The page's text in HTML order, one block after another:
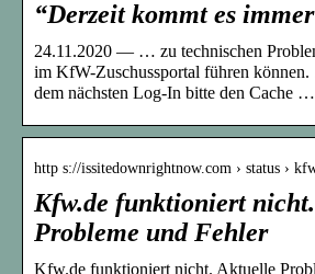
“Derzeit kommt es
24.11.2020 — … zu technischen
im KfW-Zuschussportal führen
dem nächsten Log-In bitte den Cache …
http s://issitedownrightnow.com › status ›
Kfw.de funktioniert
Probleme und Fehler
Kfw.de funktioniert nicht. Aktuelle